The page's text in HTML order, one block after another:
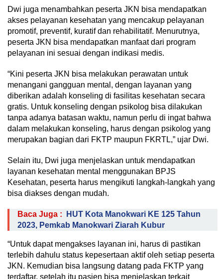
Dwi juga menambahkan peserta JKN bisa mendapatkan
akses pelayanan kesehatan yang mencakup pelayanan
promotif, preventif, kuratif dan rehabilitatif. Menurutnya,
peserta JKN bisa mendapatkan manfaat dari program
pelayanan ini sesuai dengan indikasi medis.
“Kini peserta JKN bisa melakukan perawatan untuk
menangani gangguan mental, dengan layanan yang
diberikan adalah konseling di fasilitas kesehatan secara
gratis. Untuk konseling dengan psikolog bisa dilakukan
tanpa adanya batasan waktu, namun perlu di ingat bahwa
dalam melakukan konseling, harus dengan psikolog yang
merupakan bagian dari FKTP maupun FKRTL,” ujar Dwi.
Selain itu, Dwi juga menjelaskan untuk mendapatkan
layanan kesehatan mental menggunakan BPJS
Kesehatan, peserta harus mengikuti langkah-langkah yang
bisa diakses dengan mudah.
Baca Juga :
HUT Kota Manokwari KE 125 Tahun
2023, Pemkab Manokwari Ziarah Kubur
“Untuk dapat mengakses layanan ini, harus di pastikan
terlebih dahulu status kepesertaan aktif oleh setiap peserta
JKN. Kemudian bisa langsung datang pada FKTP yang
terdaftar, setelah itu pasien bisa menjelaskan terkait